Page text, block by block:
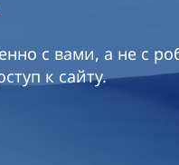
с вами, а не с
к сайту.